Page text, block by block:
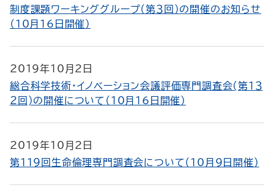
制度課題ワーキンググループ（第３回）の開催のお知らせ
（10月16日開催）
2019年10月2日
総合科学技術・イノベーション会議評価専門調査会(第１３
２回)の開催について（10月16日開催）
2019年10月2日
第１１９回生命倫理専門調査会について（10月9日開催）